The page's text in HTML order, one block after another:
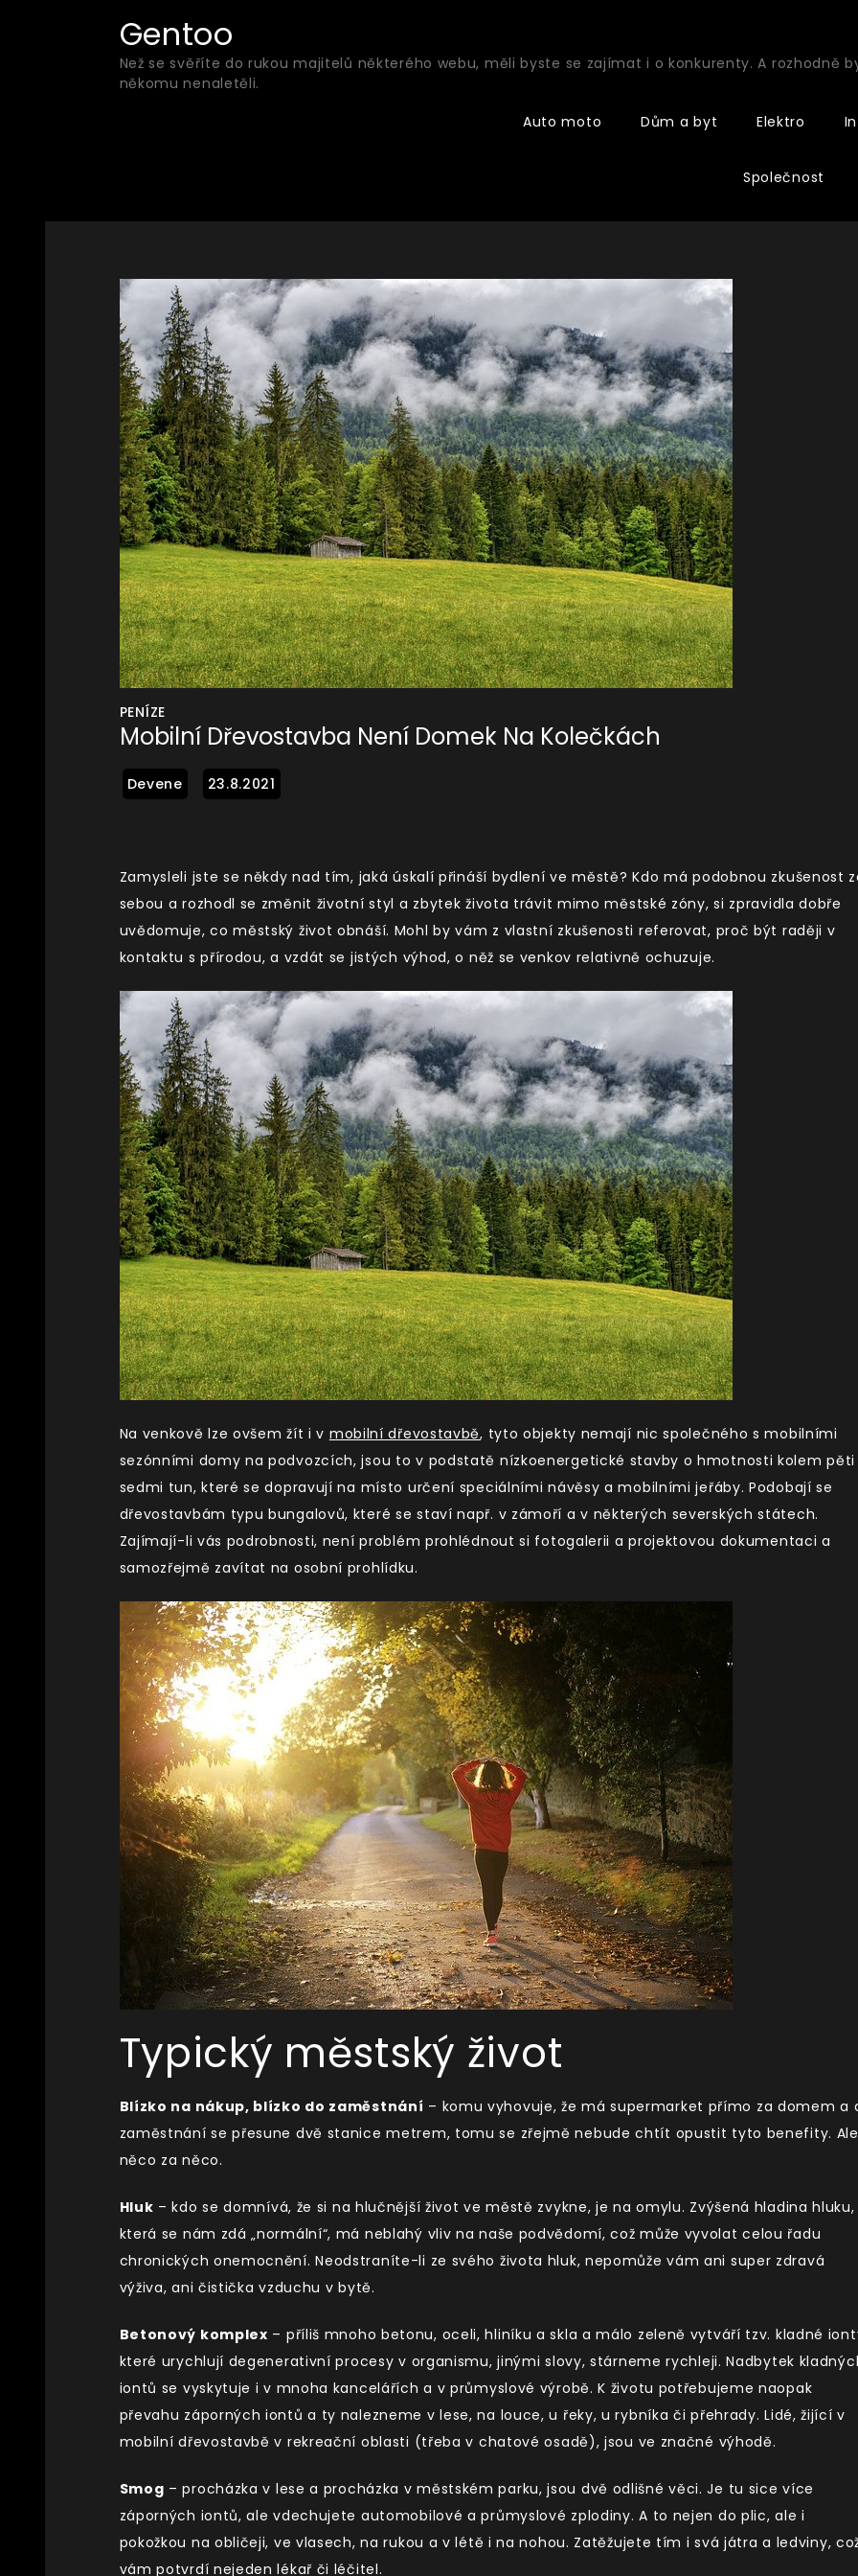
Gentoo
Než se svěříte do rukou majitelů některého webu, měli byste se zajímat i o konkurenty. A rozhodně
někomu nenaletěli.
Auto moto
Dům a byt Elektro
Společnost
PENÍZE
Mobilní Dřevostavba Není Domek Na Kolečkách
Zamysleli jste se někdy nad tím, jaká úskalí přináší bydlení ve městě? Kdo má podobnou zkušenost
sebou a rozhodl se změnit životní styl a zbytek života trávit mimo městské zóny, si zpravidla dobře
uvědomuje, co městský život obnáší. Mohl by vám z vlastní zkušenosti referovat, proč být raději v
kontaktu s přírodou, a vzdát se jistých výhod, o něž se venkov relativně ochuzuje.
Na venkově lze ovšem žít i v mobilní dřevostavbě, tyto objekty nemají nic společného s mobilními
sezónními domy na podvozcích, jsou to v podstatě nízkoenergetické stavby o hmotnosti kolem pěti
sedmi tun, které se dopravují na místo určení speciálními návěsy a mobilními jeřáby. Podobají se
dřevostavbám typu bungalovů, které se staví např. v zámoří a v některých severských státech.
Zajímají-li vás podrobnosti, není problém prohlédnout si fotogalerii a projektovou dokumentaci a
samozřejmě zavítat na osobní prohlídku.
Typický městský život
Blízko na nákup, blízko do zaměstnání – komu vyhovuje, že má supermarket přímo za domem a
zaměstnání se přesune dvě stanice metrem, tomu se zřejmě nebude chtít opustit tyto benefity. Ale
něco za něco.
Hluk – kdo se domnívá, že si na hlučnější život ve městě zvykne, je na omylu. Zvýšená hladina hluku,
která se nám zdá „normální“, má neblahý vliv na naše podvědomí, což může vyvolat celou řadu
chronických onemocnění. Neodstraníte-li ze svého života hluk, nepomůže vám ani super zdravá
výživa, ani čistička vzduchu v bytě.
Betonový komplex – příliš mnoho betonu, oceli, hliníku a skla a málo zeleně vytváří tzv. kladné
které urychlují degenerativní procesy v organismu, jinými slovy, stárneme rychleji. Nadbytek
iontů se vyskytuje i v mnoha kancelářích a v průmyslové výrobě. K životu potřebujeme naopak
převahu záporných iontů a ty nalezneme v lese, na louce, u řeky, u rybníka či přehrady. Lidé, žijící v
mobilní dřevostavbě v rekreační oblasti (třeba v chatové osadě), jsou ve značné výhodě.
Smog – procházka v lese a procházka v městském parku, jsou dvě odlišné věci. Je tu sice více
záporných iontů, ale vdechujete automobilové a průmyslové zplodiny. A to nejen do plic, ale i
pokožkou na obličeji, ve vlasech, na rukou a v létě i na nohou. Zatěžujete tím i svá játra a ledviny,
vám potvrdí nejeden lékař či léčitel.